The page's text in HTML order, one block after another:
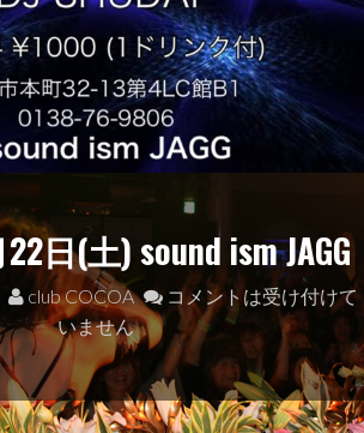
日(土) sound ism JAGG
club COCOA
コメントは受け付けて
いません